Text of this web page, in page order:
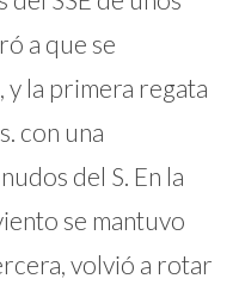
a que se
y la primera regata
con una
del S. En la
se mantuvo
volvió a rotar